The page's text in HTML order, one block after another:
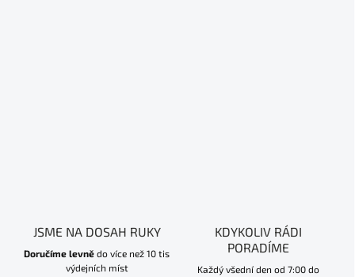
JSME NA DOSAH RUKY
Doručíme levně do více než 10 tis
výdejních míst
KDYKOLIV RÁDI
PORADÍME
Každý všední den od 7:00 do